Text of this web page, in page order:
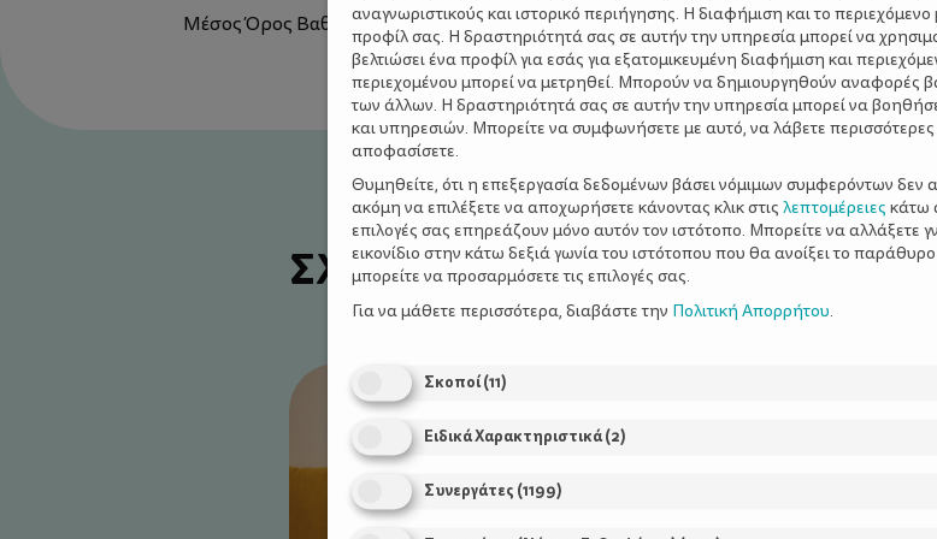
Μέσος Όρος Βαθμολογίας:5/ 5. Προσμέτρηση ψήφων:1
ΣΧΕΤΙΚΑ ΑΡΘΡΑ
παιδιά,
αναγνωριστικούς και ιστορικό περιήγησης. Η διαφήμιση και το
προφίλ σας. Η δραστηριότητά σας σε αυτήν την υπηρεσία μπορεί να
βελτιώσει ένα προφίλ για εσάς για εξατομικευμένη διαφήμιση και
περιεχομένου μπορεί να μετρηθεί. Μπορούν να δημιουργηθούν αναφορές
των άλλων. Η δραστηριότητά σας σε αυτήν την υπηρεσία μπορεί να
και υπηρεσιών. Μπορείτε να συμφωνήσετε με αυτό, να λάβετε
αποφασίσετε.
Θυμηθείτε, ότι η επεξεργασία δεδομένων βάσει νόμιμων συμφερόντων δεν
ακόμη να επιλέξετε να αποχωρήσετε κάνοντας κλικ στις λεπτομέρειες κάτω
επιλογές σας επηρεάζουν μόνο αυτόν τον ιστότοπο. Μπορείτε να αλλάξετε
εικονίδιο στην κάτω δεξιά γωνία του ιστότοπου που θα ανοίξει το
μπορείτε να προσαρμόσετε τις επιλογές σας.
Για να μάθετε περισσότερα, διαβάστε την Πολιτική Απορρήτου.
Σκοποί(11)
Ειδικά Χαρακτηριστικά(2)
Συνεργάτες (1199)